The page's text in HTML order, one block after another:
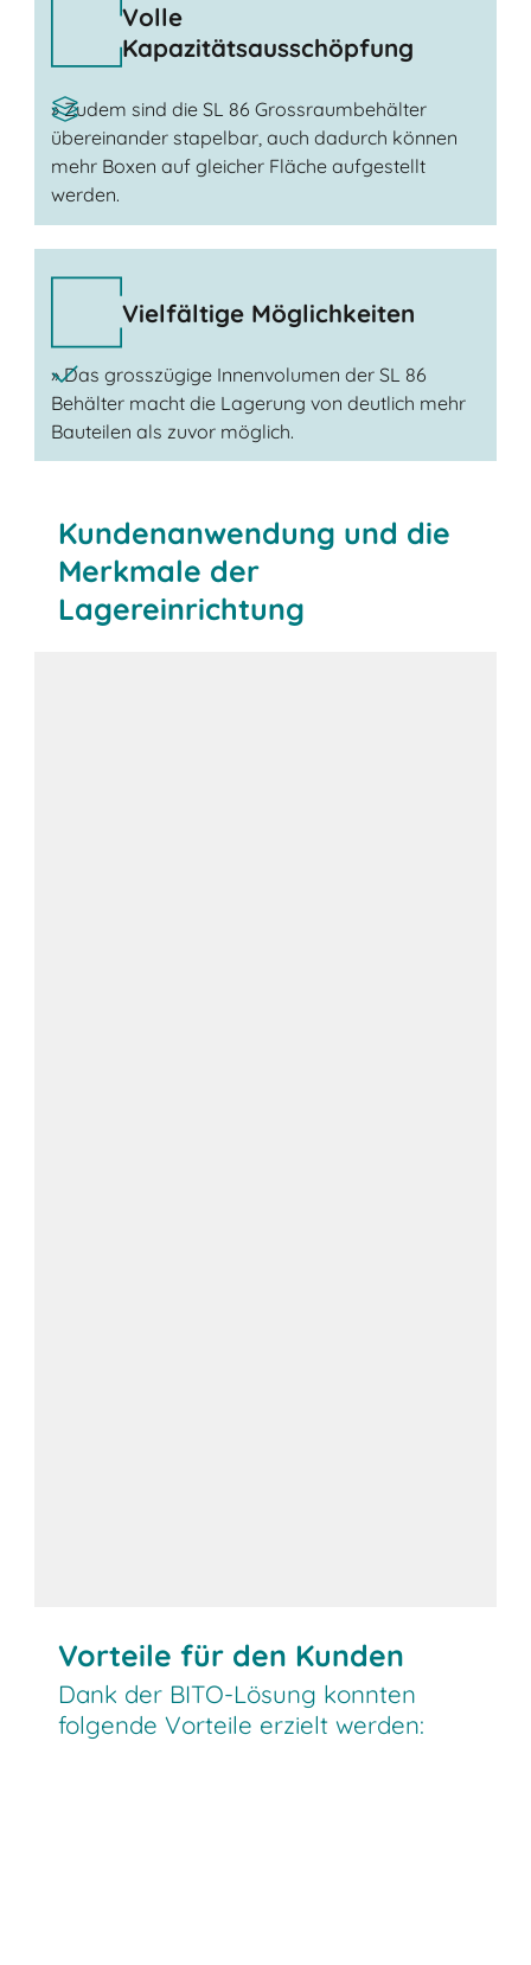
Volle
Kapazitätsausschöpfung
» Zudem sind die SL 86 Grossraumbehälter
übereinander stapelbar, auch dadurch können
mehr Boxen auf gleicher Fläche aufgestellt
werden.
Vielfältige Möglichkeiten
» Das grosszügige Innenvolumen der SL 86
Behälter macht die Lagerung von deutlich mehr
Bauteilen als zuvor möglich.
Kundenanwendung und die
Merkmale der
Lagereinrichtung
Vorteile für den Kunden
Dank der BITO-Lösung konnten
folgende Vorteile erzielt werden: